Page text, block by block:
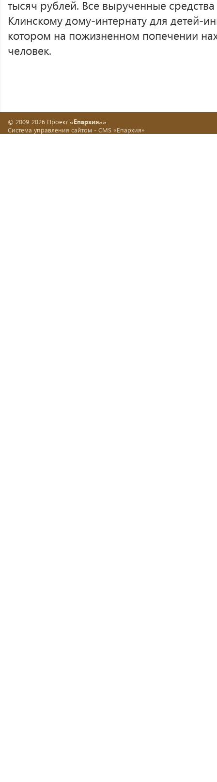
тысяч рублей. Все вырученные
Клинскому дому-интернату для детей-
котором на пожизненном попечении
человек.
© 2009-2026 Проект «Епархия»»
Система управления сайтом - CMS «Епархия»